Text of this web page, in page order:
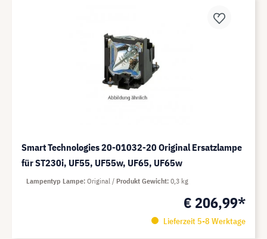
Smart Technologies 20-01032-20 Original Ersatzlampe
für ST230i, UF55, UF55w, UF65, UF65w
€ 206,99*
Lieferzeit 5-8 Werktage
Lampentyp Lampe Original Produkt Gewicht 0,3 kg